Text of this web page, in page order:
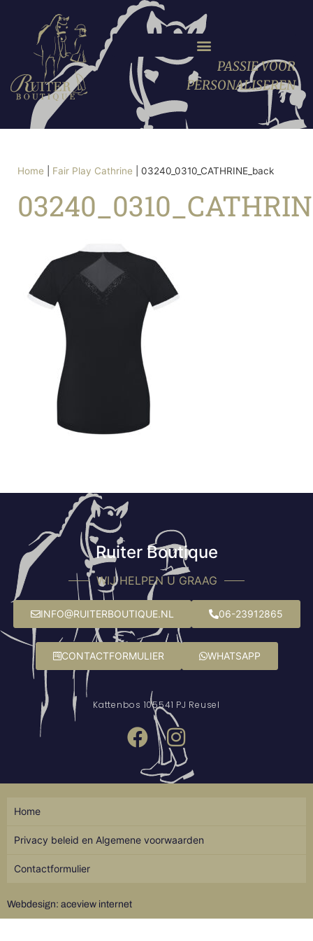
PASSIE VOOR
PERSONALISEREN
Home Fair Play Cathrine 03240_0310_CATHRINE_back
Ruiter Boutique
WIJ HELPEN U GRAAG
INFO@RUITERBOUTIQUE.NL 06-23912865
CONTACTFORMULIER WHATSAPP
Kattenbos 105541 PJ Reusel
Webdesign: aceview internet
Home
Privacy beleid en Algemene voorwaarden
Contactformulier